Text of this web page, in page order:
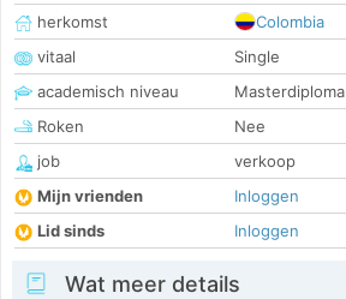
herkomst
Colombia
vitaal
Single
academisch niveau
Masterdiploma
Roken
Nee
job
verkoop
Mijn vrienden
Inloggen
Lid sinds
Inloggen
Wat meer details